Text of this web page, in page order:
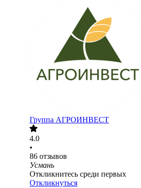
Группа АГРОИНВЕСТ
4.0
•
86 отзывов
Усмань
Откликнитесь среди первых
Откликнуться